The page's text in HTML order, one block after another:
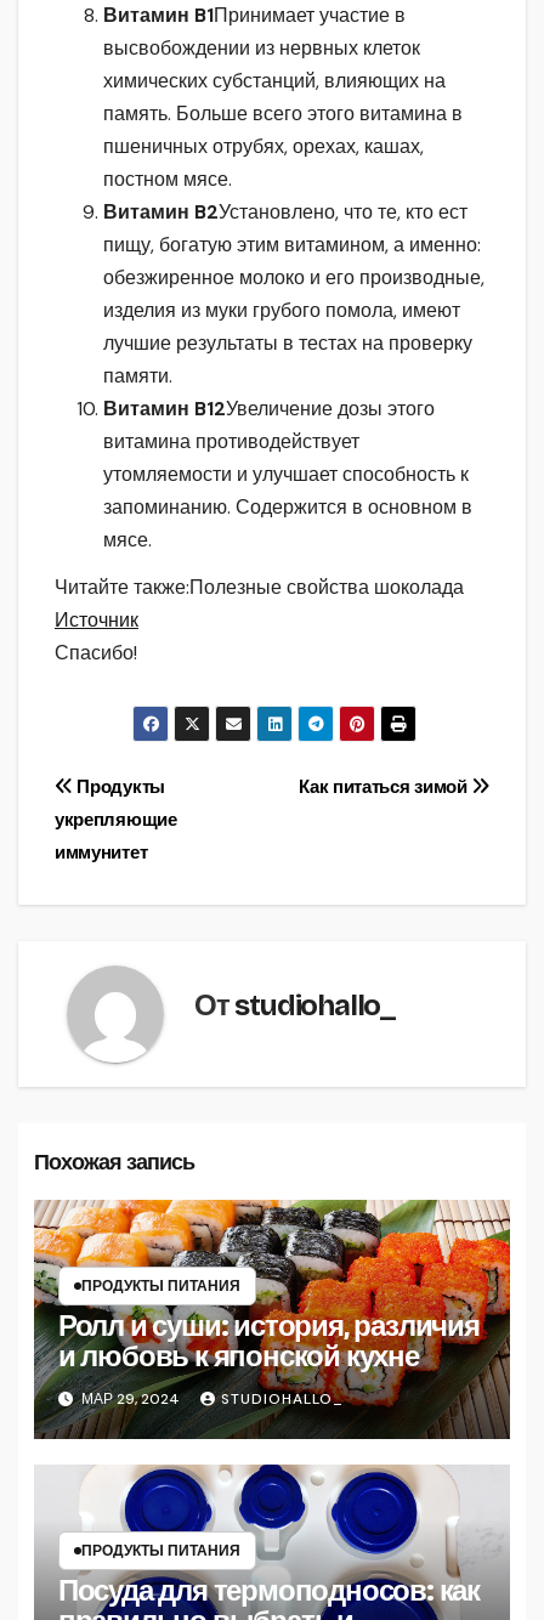
Витамин B1Принимает участие в
высвобождении из нервных клеток
химических субстанций, влияющих на
память. Больше всего этого витамина в
пшеничных отрубях, орехах, кашах,
постном мясе.
Витамин B2Установлено, что те, кто ест
пищу, богатую этим витамином, а именно:
обезжиренное молоко и его производные,
изделия из муки грубого помола, имеют
лучшие результаты в тестах на проверку
памяти.
Витамин B12Увеличение дозы этого
витамина противодействует
утомляемости и улучшает способность к
запоминанию. Содержится в основном в
мясе.
Читайте также:Полезные свойства шоколада
Источник
Спасибо!
Навигация
по
записям
Как питаться зимой
Продукты
укрепляющие
иммунитет
Отstudiohallo_
Похожая запись
ПРОДУКТЫ ПИТАНИЯ
Ролл и суши: история, различия
и любовь к японской кухне
МАР 29, 2024 STUDIOHALLO_
ПРОДУКТЫ ПИТАНИЯ
Посуда для термоподносов: как